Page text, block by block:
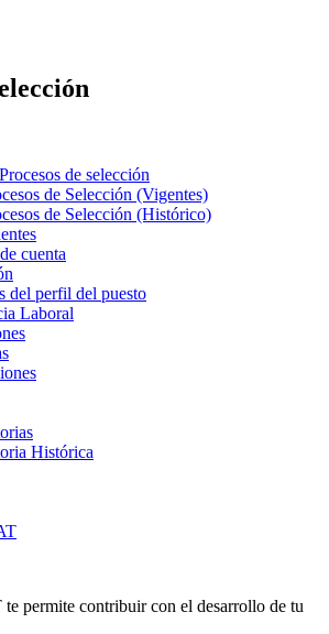
de selección
de Selección (Vigentes)
de Selección (Histórico)
cuenta
del perfil del puesto
Laboral
Histórica
permite contribuir con el desarrollo de tu